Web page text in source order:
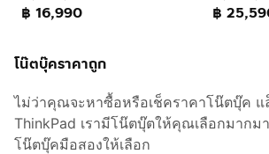
฿ 16,990 ฿
โน๊ตบุ๊คราคาถูก
ไม่ว่าคุณจะหาซื้อหรือเช็คราคาโน๊ตบุ๊ค แ
ThinkPad เรามีโน๊ตบุ๊ตให้คุณเลือกมากม
โน๊ตบุ๊คมือสองให้เลือก